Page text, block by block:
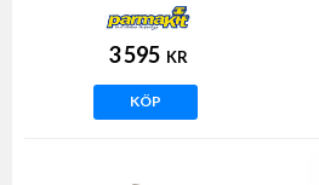
5/6vxl) PARMAKIT
3 595 KR
KÖP